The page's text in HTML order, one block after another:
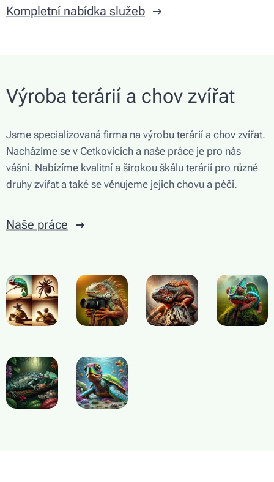
Kompletní nabídka služeb
Výroba terárií a chov zvířat
Jsme specializovaná firma na výrobu terárií a chov zvířat.
Nacházíme se v Cetkovicích a naše práce je pro nás
vášní. Nabízíme kvalitní a širokou škálu terárií pro různé
druhy zvířat a také se věnujeme jejich chovu a péči.
Naše práce